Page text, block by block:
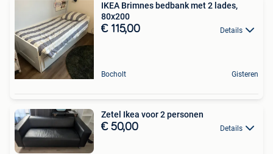
IKEA Brimnes bedbank met 2 lades,
80x200
€ 115,00 Details
Bocholt Gisteren
Zetel Ikea voor 2 personen
€ 50,00 Details